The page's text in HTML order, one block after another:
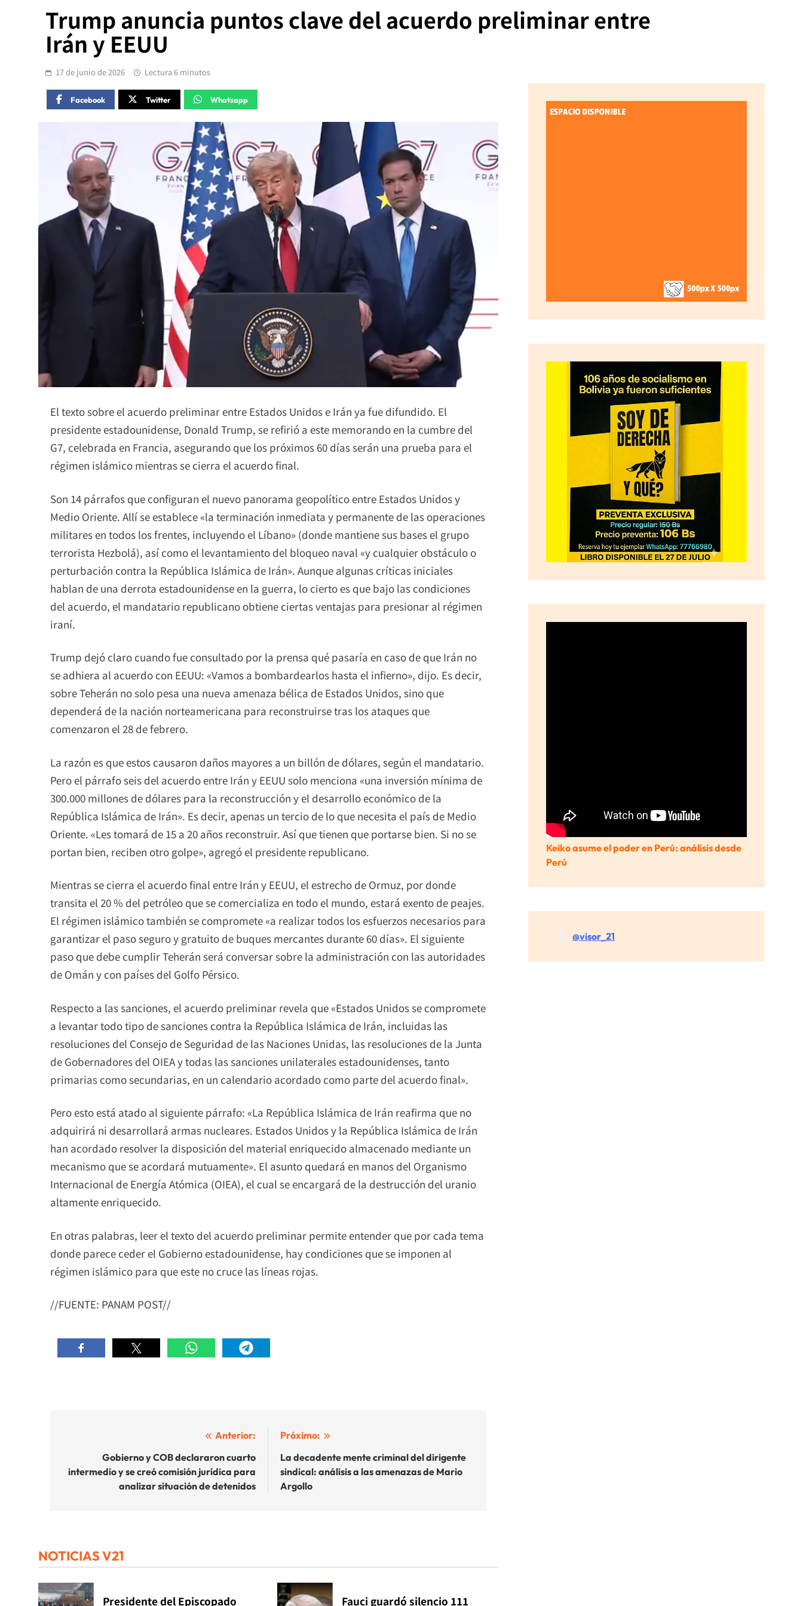
Trump anuncia puntos clave del acuerdo preliminar entre
Irán y EEUU
17 de junio de 2026 Lectura 6 minutos
Facebook Twitter Whatsapp
El texto sobre el acuerdo preliminar entre Estados Unidos e Irán ya fue difundido. El
presidente estadounidense, Donald Trump, se refirió a este memorando en la cumbre del
G7, celebrada en Francia, asegurando que los próximos 60 días serán una prueba para el
régimen islámico mientras se cierra el acuerdo final.
Son 14 párrafos que configuran el nuevo panorama geopolítico entre Estados Unidos y
Medio Oriente. Allí se establece «la terminación inmediata y permanente de las operaciones
militares en todos los frentes, incluyendo el Líbano» (donde mantiene sus bases el grupo
terrorista Hezbolá), así como el levantamiento del bloqueo naval «y cualquier obstáculo o
perturbación contra la República Islámica de Irán». Aunque algunas críticas iniciales
hablan de una derrota estadounidense en la guerra, lo cierto es que bajo las condiciones
del acuerdo, el mandatario republicano obtiene ciertas ventajas para presionar al régimen
iraní.
Trump dejó claro cuando fue consultado por la prensa qué pasaría en caso de que Irán no
se adhiera al acuerdo con EEUU: «Vamos a bombardearlos hasta el infierno», dijo. Es decir,
sobre Teherán no solo pesa una nueva amenaza bélica de Estados Unidos, sino que
dependerá de la nación norteamericana para reconstruirse tras los ataques que
comenzaron el 28 de febrero.
La razón es que estos causaron daños mayores a un billón de dólares, según el mandatario.
Pero el párrafo seis del acuerdo entre Irán y EEUU solo menciona «una inversión mínima de
300.000 millones de dólares para la reconstrucción y el desarrollo económico de la
República Islámica de Irán». Es decir, apenas un tercio de lo que necesita el país de Medio
Oriente. «Les tomará de 15 a 20 años reconstruir. Así que tienen que portarse bien. Si no se
portan bien, reciben otro golpe», agregó el presidente republicano.
Mientras se cierra el acuerdo final entre Irán y EEUU, el estrecho de Ormuz, por donde
transita el 20 % del petróleo que se comercializa en todo el mundo, estará exento de peajes.
El régimen islámico también se compromete «a realizar todos los esfuerzos necesarios para
garantizar el paso seguro y gratuito de buques mercantes durante 60 días». El siguiente
paso que debe cumplir Teherán será conversar sobre la administración con las autoridades
de Omán y con países del Golfo Pérsico.
Respecto a las sanciones, el acuerdo preliminar revela que «Estados Unidos se compromete
a levantar todo tipo de sanciones contra la República Islámica de Irán, incluidas las
resoluciones del Consejo de Seguridad de las Naciones Unidas, las resoluciones de la Junta
de Gobernadores del OIEA y todas las sanciones unilaterales estadounidenses, tanto
primarias como secundarias, en un calendario acordado como parte del acuerdo final».
Pero esto está atado al siguiente párrafo: «La República Islámica de Irán reafirma que no
adquirirá ni desarrollará armas nucleares. Estados Unidos y la República Islámica de Irán
han acordado resolver la disposición del material enriquecido almacenado mediante un
mecanismo que se acordará mutuamente». El asunto quedará en manos del Organismo
Internacional de Energía Atómica (OIEA), el cual se encargará de la destrucción del uranio
altamente enriquecido.
En otras palabras, leer el texto del acuerdo preliminar permite entender que por cada tema
donde parece ceder el Gobierno estadounidense, hay condiciones que se imponen al
régimen islámico para que este no cruce las líneas rojas.
//FUENTE: PANAM POST//
entradas
Anterior:
Gobierno y COB declararon cuarto
intermedio y se creó comisión jurídica para
analizar situación de detenidos
Próximo:
La decadente mente criminal del dirigente
sindical: análisis a las amenazas de Mario
Argollo
NOTICIAS V21
Presidente del Episcopado Fauci guardó silencio 111
Keiko asume el poder en Perú: análisis desde
Perú
@visor_21